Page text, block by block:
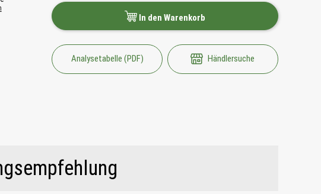
In den Warenkorb
Analysetabelle (PDF) Händlersuche